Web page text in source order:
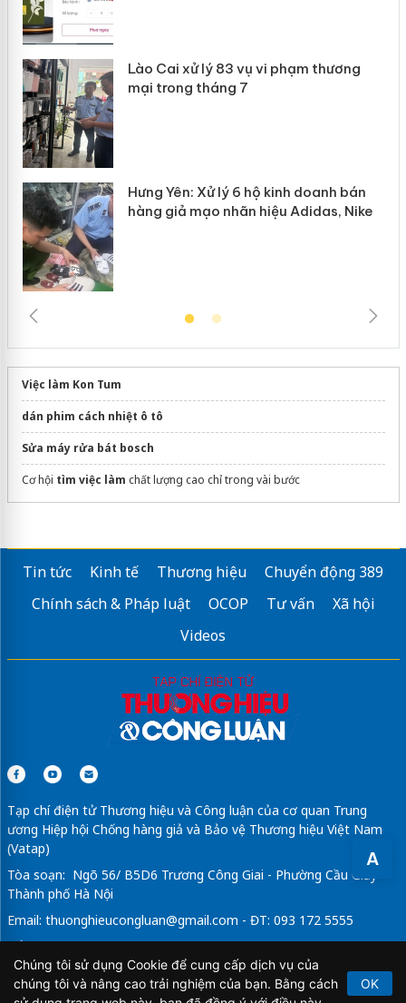
A
Lào Cai xử lý 83 vụ vi phạm thương
mại trong tháng 7
Hưng Yên: Xử lý 6 hộ kinh doanh bán
hàng giả mạo nhãn hiệu Adidas, Nike
Việc làm Kon Tum
dán phim cách nhiệt ô tô
Sửa máy rửa bát bosch
Cơ hội tìm việc làm chất lượng cao chỉ trong vài bước
Tin tức Kinh tế Thương hiệu
Chuyển động 389
Chính sách & Pháp luật
OCOP Tư vấn
Xã hội
Videos
Tạp chí điện tử Thương hiệu và Công luận của cơ quan Trung
ương Hiệp hội Chống hàng giả và Bảo vệ Thương hiệu Việt Nam
(Vatap)
Tòa soạn: Ngõ 56/ B5D6 Trương Công Giai - Phường Cầu Giấy -
Thành phố Hà Nội
Email: thuonghieucongluan@gmail.com - ĐT: 093 172 5555
Tổng Biên Tập: Vũ Đức Thuận
Giấy phép hoạt động báo chí điện tử số 64/GP-BTTTT do Bộ
Thông tin và Truyền thông cấp ngày 21/2/2020.
Chúng tôi sử dụng Cookie để cung cấp dịch vụ của
chúng tôi và nâng cao trải nghiệm của bạn. Bằng cách
OK